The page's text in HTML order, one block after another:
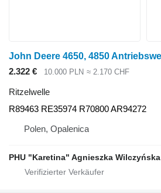
2.322 € 10.000 PLN ≈ 2.170 CHF
Ritzelwelle
R89463 RE35974 R70800 AR94272
Polen, Opalenica
PHU "Karetina" Agnieszka Wilczyńska